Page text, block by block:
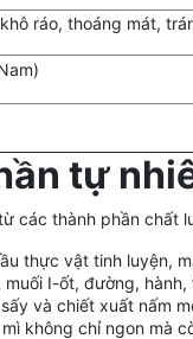
ráo, thoáng mát,
tự
các thành phần chất
thực vật tinh luyện,
muối I-ốt, đường,
và chiết xuất nấm
không chỉ ngon mà